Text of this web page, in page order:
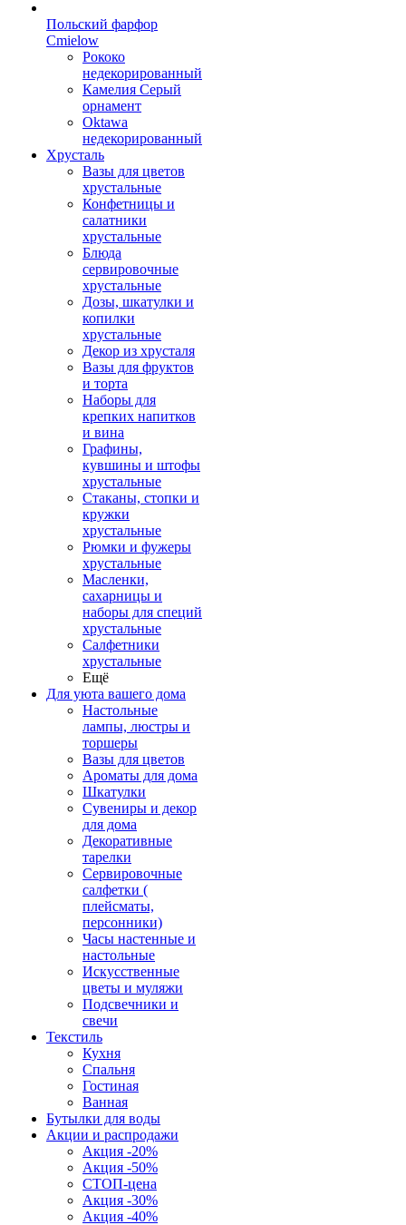
Польский фарфор
Сmielow
Рококо
недекорированный
Камелия Серый
орнамент
Oktawa
недекорированный
Хрусталь
Вазы для цветов
хрустальные
Конфетницы и
салатники
хрустальные
Блюда
сервировочные
хрустальные
Дозы, шкатулки и
копилки
хрустальные
Декор из хрусталя
Вазы для фруктов
и торта
Наборы для
крепких напитков
и вина
Графины,
кувшины и штофы
хрустальные
Стаканы, стопки и
кружки
хрустальные
Рюмки и фужеры
хрустальные
Масленки,
сахарницы и
наборы для специй
хрустальные
Салфетники
хрустальные
Ещё
Для уюта вашего дома
Настольные
лампы, люстры и
торшеры
Вазы для цветов
Ароматы для дома
Шкатулки
Сувениры и декор
для дома
Декоративные
тарелки
Сервировочные
салфетки (
плейсматы,
персонники)
Часы настенные и
настольные
Искусственные
цветы и муляжи
Подсвечники и
свечи
Текстиль
Кухня
Спальня
Гостиная
Ванная
Бутылки для воды
Акции и распродажи
Акция -20%
Акция -50%
СТОП-цена
Акция -30%
Акция -40%